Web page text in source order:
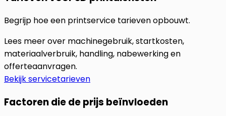
Begrijp hoe een printservice tarieven opbouwt.
Lees meer over machinegebruik, startkosten,
materiaalverbruik, handling, nabewerking en
offerteaanvragen.
Bekijk servicetarieven
Factoren die de prijs beïnvloeden